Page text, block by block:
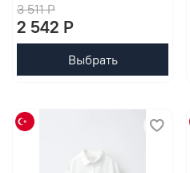
3 511 P
2 542 P
Выбрать